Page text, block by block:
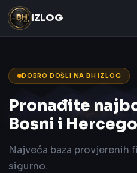
IZLOG
DOBRO DOŠLI NA BH IZLOG
Pronađite
Bosni i
Najveća baza provjerenih
sigurno.